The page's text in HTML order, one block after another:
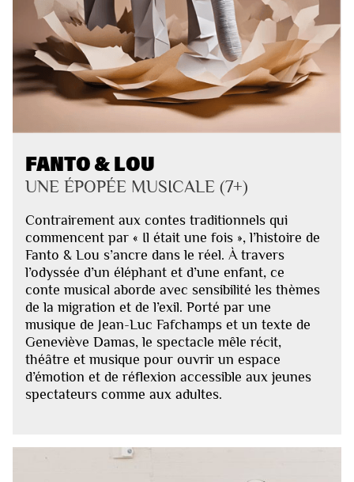
FANTO & LOU
UNE ÉPOPÉE MUSICALE (7+)
Contrairement aux contes traditionnels qui
commencent par « Il était une fois », l’histoire de
Fanto & Lou s’ancre dans le réel. À travers
l’odyssée d’un éléphant et d’une enfant, ce
conte musical aborde avec sensibilité les thèmes
de la migration et de l’exil. Porté par une
musique de Jean-Luc Fafchamps et un texte de
Geneviève Damas, le spectacle mêle récit,
théâtre et musique pour ouvrir un espace
d’émotion et de réflexion accessible aux jeunes
spectateurs comme aux adultes.